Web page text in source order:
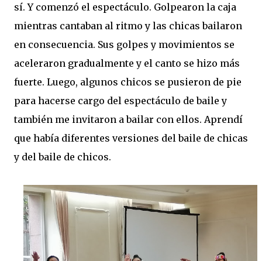
sí. Y comenzó el espectáculo. Golpearon la caja
mientras cantaban al ritmo y las chicas bailaron
en consecuencia. Sus golpes y movimientos se
aceleraron gradualmente y el canto se hizo más
fuerte. Luego, algunos chicos se pusieron de pie
para hacerse cargo del espectáculo de baile y
también me invitaron a bailar con ellos. Aprendí
que había diferentes versiones del baile de chicas
y del baile de chicos.